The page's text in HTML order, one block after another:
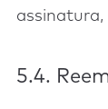
assinatura,
5.4.